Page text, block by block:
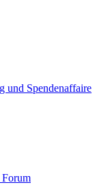
Spendenaffaire